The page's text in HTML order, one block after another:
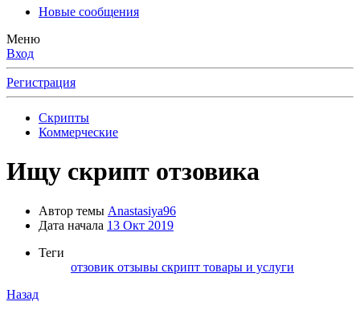
Новые сообщения
Меню
Вход
Регистрация
Скрипты
Коммерческие
Ищу скрипт отзовика
Автор темы Anastasiya96
Дата начала 13 Окт 2019
Теги
отзовик отзывы скрипт товары и услуги
Назад